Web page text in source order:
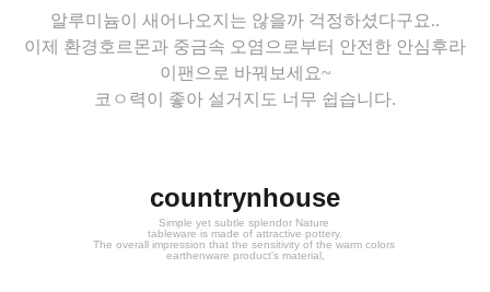
알루미늄이 새어나오지는 않을까 걱정하셨다구요..
이제 환경호르몬과 중금속 오염으로부터 안전한 안심후라
이팬으로 바꿔보세요~
코ㅇ력이 좋아 설거지도 너무 쉽습니다.
countrynhouse
Simple yet subtle splendor Nature
tableware is made of attractive pottery.
The overall impression that the sensitivity of the warm colors
earthenware product's material,